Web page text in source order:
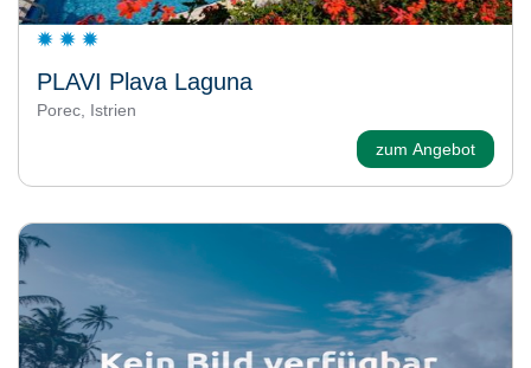
PLAVI Plava Laguna
Porec, Istrien
zum Angebot